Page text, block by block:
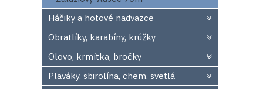
Háčiky a hotové nadvazce
Obratlíky, karabíny, krúžky
Olovo, krmítka, bročky
Plaváky, sbirolína, chem. svetlá